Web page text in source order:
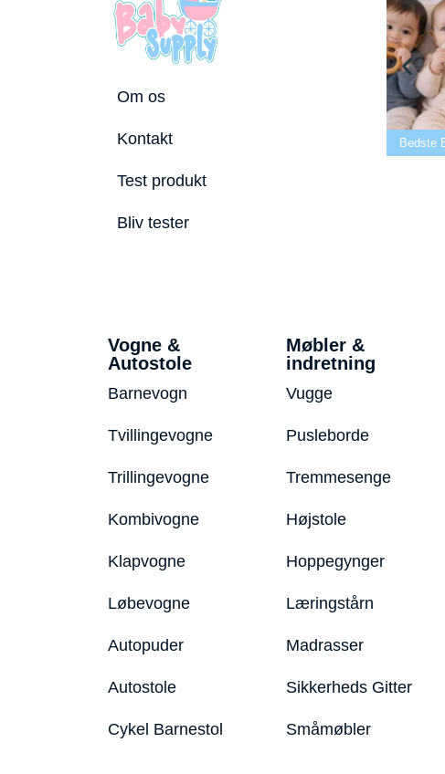
Om os
Kontakt
Test produkt
Bliv tester
Bedste puslepude 2026 Bedste Bidering 2026
Vogne &
Autostole
Barnevogn
Tvillingevogne
Trillingevogne
Kombivogne
Klapvogne
Løbevogne
Autopuder
Autostole
Cykel Barnestol
Møbler &
indretning
Vugge
Pusleborde
Tremmesenge
Højstole
Hoppegynger
Læringstårn
Madrasser
Sikkerheds Gitter
Småmøbler